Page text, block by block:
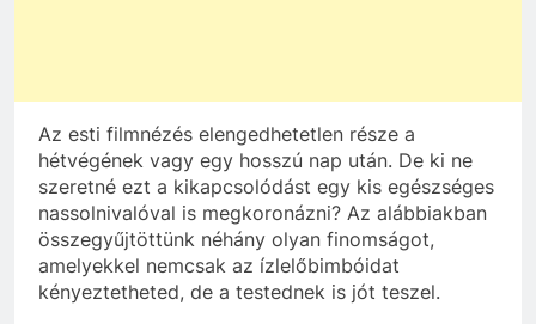
Az esti filmnézés elengedhetetlen része a
hétvégének vagy egy hosszú nap után. De ki ne
szeretné ezt a kikapcsolódást egy kis egészséges
nassolnivalóval is megkoronázni? Az alábbiakban
összegyűjtöttünk néhány olyan finomságot,
amelyekkel nemcsak az ízlelőbimbóidat
kényeztetheted, de a testednek is jót teszel.